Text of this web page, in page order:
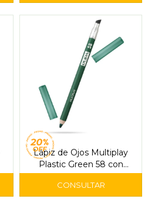
Lápiz de Ojos Multiplay
Plastic Green 58 con
Esfumino – Pupa